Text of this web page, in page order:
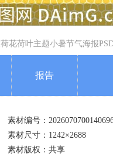
花荷叶主题小暑节气海报
报告
素材编号：
素材尺寸：1242×2688
素材版权：共享